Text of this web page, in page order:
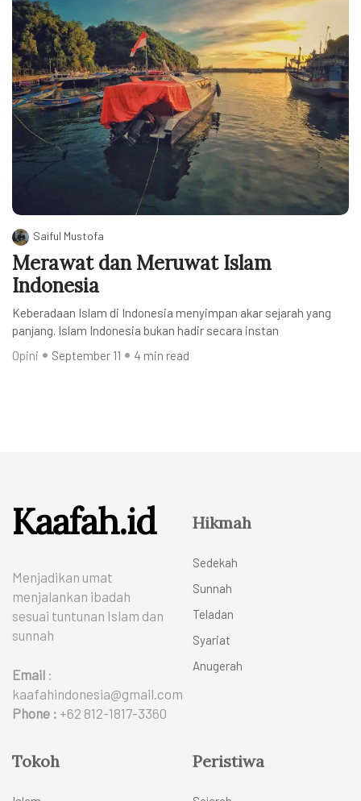
Saiful Mustofa
Merawat dan Meruwat Islam
Indonesia
Keberadaan Islam di Indonesia menyimpan akar sejarah yang
panjang. Islam Indonesia bukan hadir secara instan
Opini
September 11 4 min read
Kaafah.id
Menjadikan umat
menjalankan ibadah
sesuai tuntunan Islam dan
sunnah
Email :
kaafahindonesia@gmail.com
Phone : +62 812-1817-3360
Hikmah
Sedekah
Sunnah
Teladan
Syariat
Anugerah
Tokoh Peristiwa